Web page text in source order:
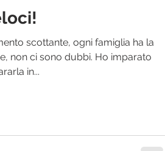
scottante, ogni famiglia ha la
non ci sono dubbi. Ho imparato
in...